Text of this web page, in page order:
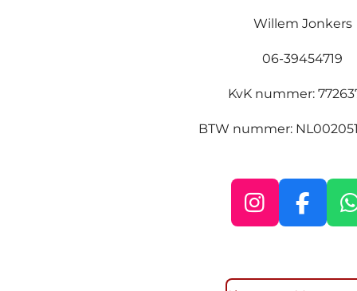
Willem Jonkers
06-39454719
KvK nummer:
BTW nummer:
I
n
t
F
a
e
t